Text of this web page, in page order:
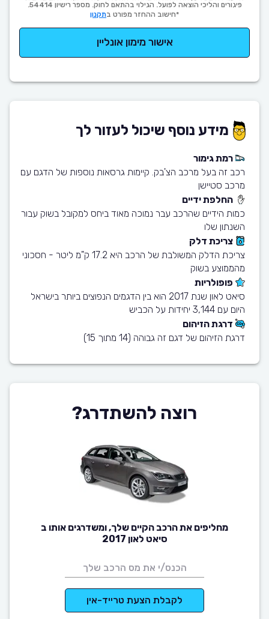
פיגורים והליכי הוצאה לפועל. הגילוי בהתאם לחוק. מספר רישיון 54414.
*חישוב ההחזר מפורט בתקנון
אישור מימון אונליין
מידע נוסף שיכול לעזור לך
רמת גימור
רכב זה בעל מרכב הצ'בק. קיימות גרסאות נוספות של הדגם עם
מרכב סטיישן
החלפת ידיים
כמות הידיים שהרכב עבר נמוכה מאוד ביחס למקובל בשוק עבור
השנתון שלו
צריכת דלק
צריכת הדלק המשולבת של הרכב היא 17.2 ק"מ ליטר - חסכוני
מהממוצע בשוק
פופולריות
סיאט לאון שנת 2017 הוא בין הדגמים הנפוצים ביותר בישראל
היום עם 3,144 יחידות על הכביש
דרגת הזיהום
דרגת הזיהום של דגם זה גבוהה (14 מתוך 15)
רוצה להשתדרג?
מחליפים את הרכב הקיים שלך, ומשדרגים אותו ב
סיאט לאון 2017
לקבלת הצעת טרייד-אין